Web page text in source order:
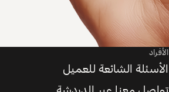
الأفراد
الأسئلة الشائعة للعميل